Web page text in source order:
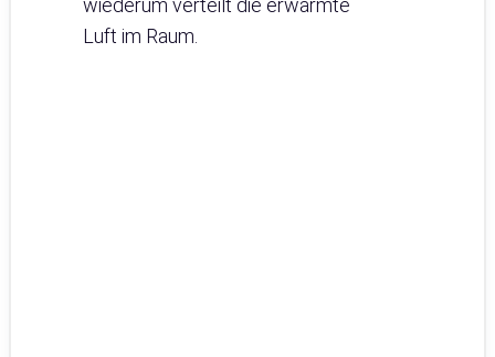
wiederum verteilt die erwärmte
Luft im Raum.